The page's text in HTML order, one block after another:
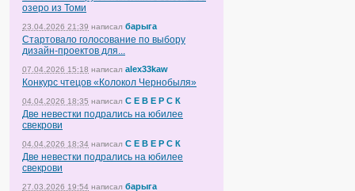
озеро из Томи
23.04.2026 21:39 написал барыга
Стартовало голосование по выбору
дизайн-проектов для...
07.04.2026 15:18 написал alex33kaw
Конкурс чтецов «Колокол Чернобыля»
04.04.2026 18:35 написал С Е В Е Р С К
Две невестки подрались на юбилее
свекрови
04.04.2026 18:34 написал С Е В Е Р С К
Две невестки подрались на юбилее
свекрови
27.03.2026 19:54 написал барыга